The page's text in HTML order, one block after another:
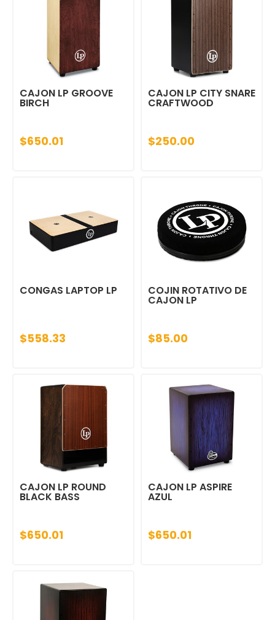
CAJON LP GROOVE
BIRCH
$650.01
CAJON LP CITY SNARE
CRAFTWOOD
$250.00
CONGAS LAPTOP LP
$558.33
COJIN ROTATIVO DE
CAJON LP
$85.00
CAJON LP ROUND
BLACK BASS
$650.01
CAJON LP ASPIRE
AZUL
$650.01